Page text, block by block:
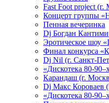
Fast Foot project (г.
Концерт группы
Пенная вечеринка
Dj Богдан
Эротическое шоу
Финал конкурса
Dj Nil (г. Санкт-
«Дискотека 80-
Карандаш (г.
Dj Макс Короваев
«Дискотека 80-